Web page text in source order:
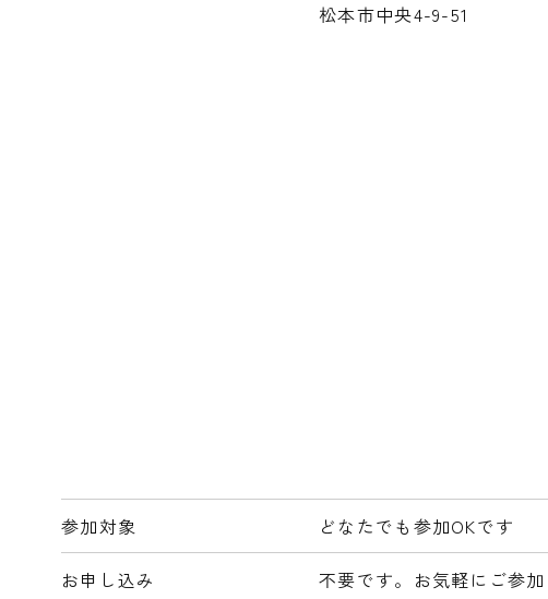
松本市中央4-9-51
参加対象 どなたでも参加OKです
お申し込み 不要です。お気軽にご参加